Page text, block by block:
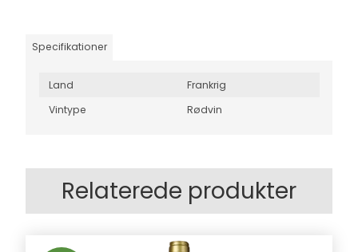
Specifikationer
Land
Frankrig
Vintype
Rødvin
Relaterede produkter